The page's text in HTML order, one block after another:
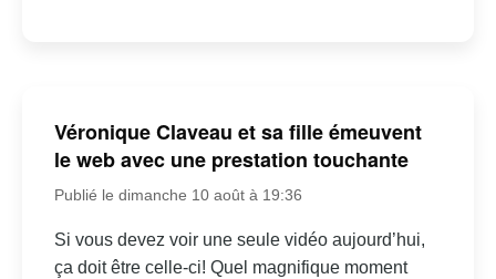
Véronique Claveau et sa fille émeuvent
le web avec une prestation touchante
Publié le dimanche 10 août à 19:36
Si vous devez voir une seule vidéo aujourd’hui,
ça doit être celle-ci! Quel magnifique moment